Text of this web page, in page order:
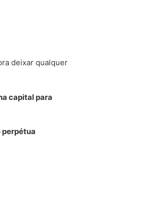
deixar qualquer
capital para
perpétua